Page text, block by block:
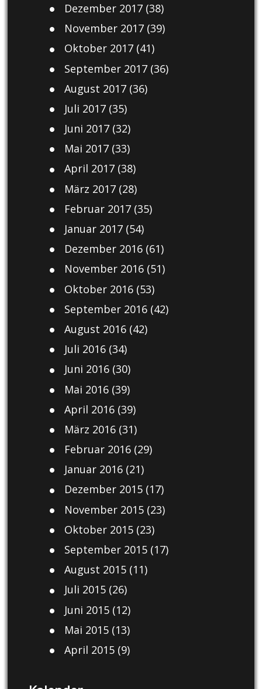
Dezember 2017(38)
November 2017(39)
Oktober 2017(41)
September 2017(36)
August 2017(36)
Juli 2017(35)
Juni 2017(32)
Mai 2017(33)
April 2017(38)
März 2017(28)
Februar 2017(35)
Januar 2017(54)
Dezember 2016(61)
November 2016(51)
Oktober 2016(53)
September 2016(42)
August 2016(42)
Juli 2016(34)
Juni 2016(30)
Mai 2016(39)
April 2016(39)
März 2016(31)
Februar 2016(29)
Januar 2016(21)
Dezember 2015(17)
November 2015(23)
Oktober 2015(23)
September 2015(17)
August 2015(11)
Juli 2015(26)
Juni 2015(12)
Mai 2015(13)
April 2015(9)